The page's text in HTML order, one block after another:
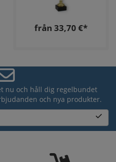
från 33,70 €*
nu och håll dig regelbundet
och nya produkter.